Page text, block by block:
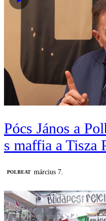
Pócs János a
s maffia a Tisza
‎POLBEAT március 7.